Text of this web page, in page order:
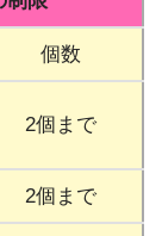
個数
2個まで
2個まで